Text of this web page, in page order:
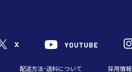
配送方法･送料について 採用情報